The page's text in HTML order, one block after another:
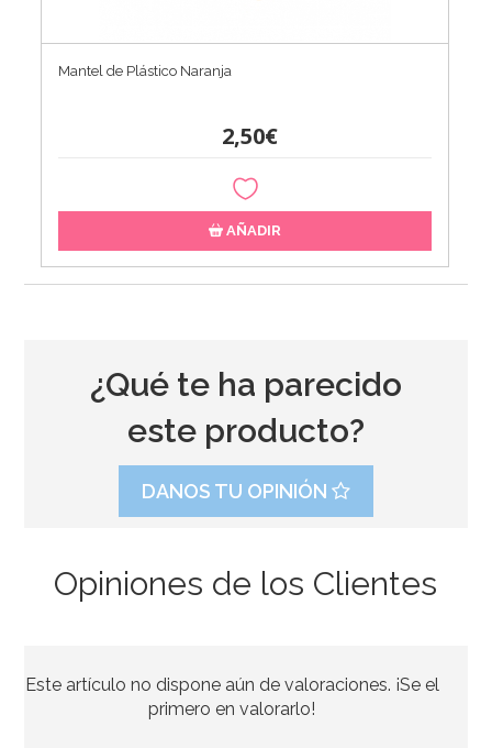
Mantel de Plástico Naranja
2,50€
AÑADIR
2,60€
¿Qué te ha parecido
este producto?
DANOS TU OPINIÓN
Opiniones de los Clientes
Este artículo no dispone aún de valoraciones. ¡Se el
primero en valorarlo!